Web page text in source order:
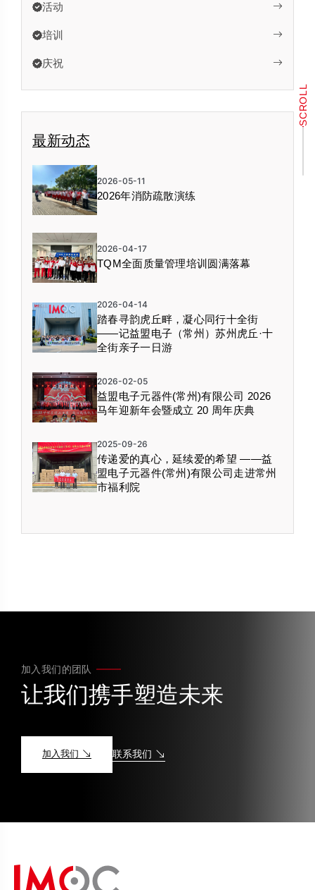
SCROLL
活动
培训
庆祝
最新动态
2026-05-11
2026年消防疏散演练
2026-04-17
TQM全面质量管理培训圆满落幕
2026-04-14
踏春寻韵虎丘畔，凝心同行十全街
——记益盟电子（常州）苏州虎丘·十
全街亲子一日游
2026-02-05
益盟电子元器件(常州)有限公司 2026
马年迎新年会暨成立 20 周年庆典
2025-09-26
传递爱的真心，延续爱的希望 ——益
盟电子元器件(常州)有限公司走进常州
市福利院
加入我们的团队
让我们携手塑造未来
加入我们 联系我们